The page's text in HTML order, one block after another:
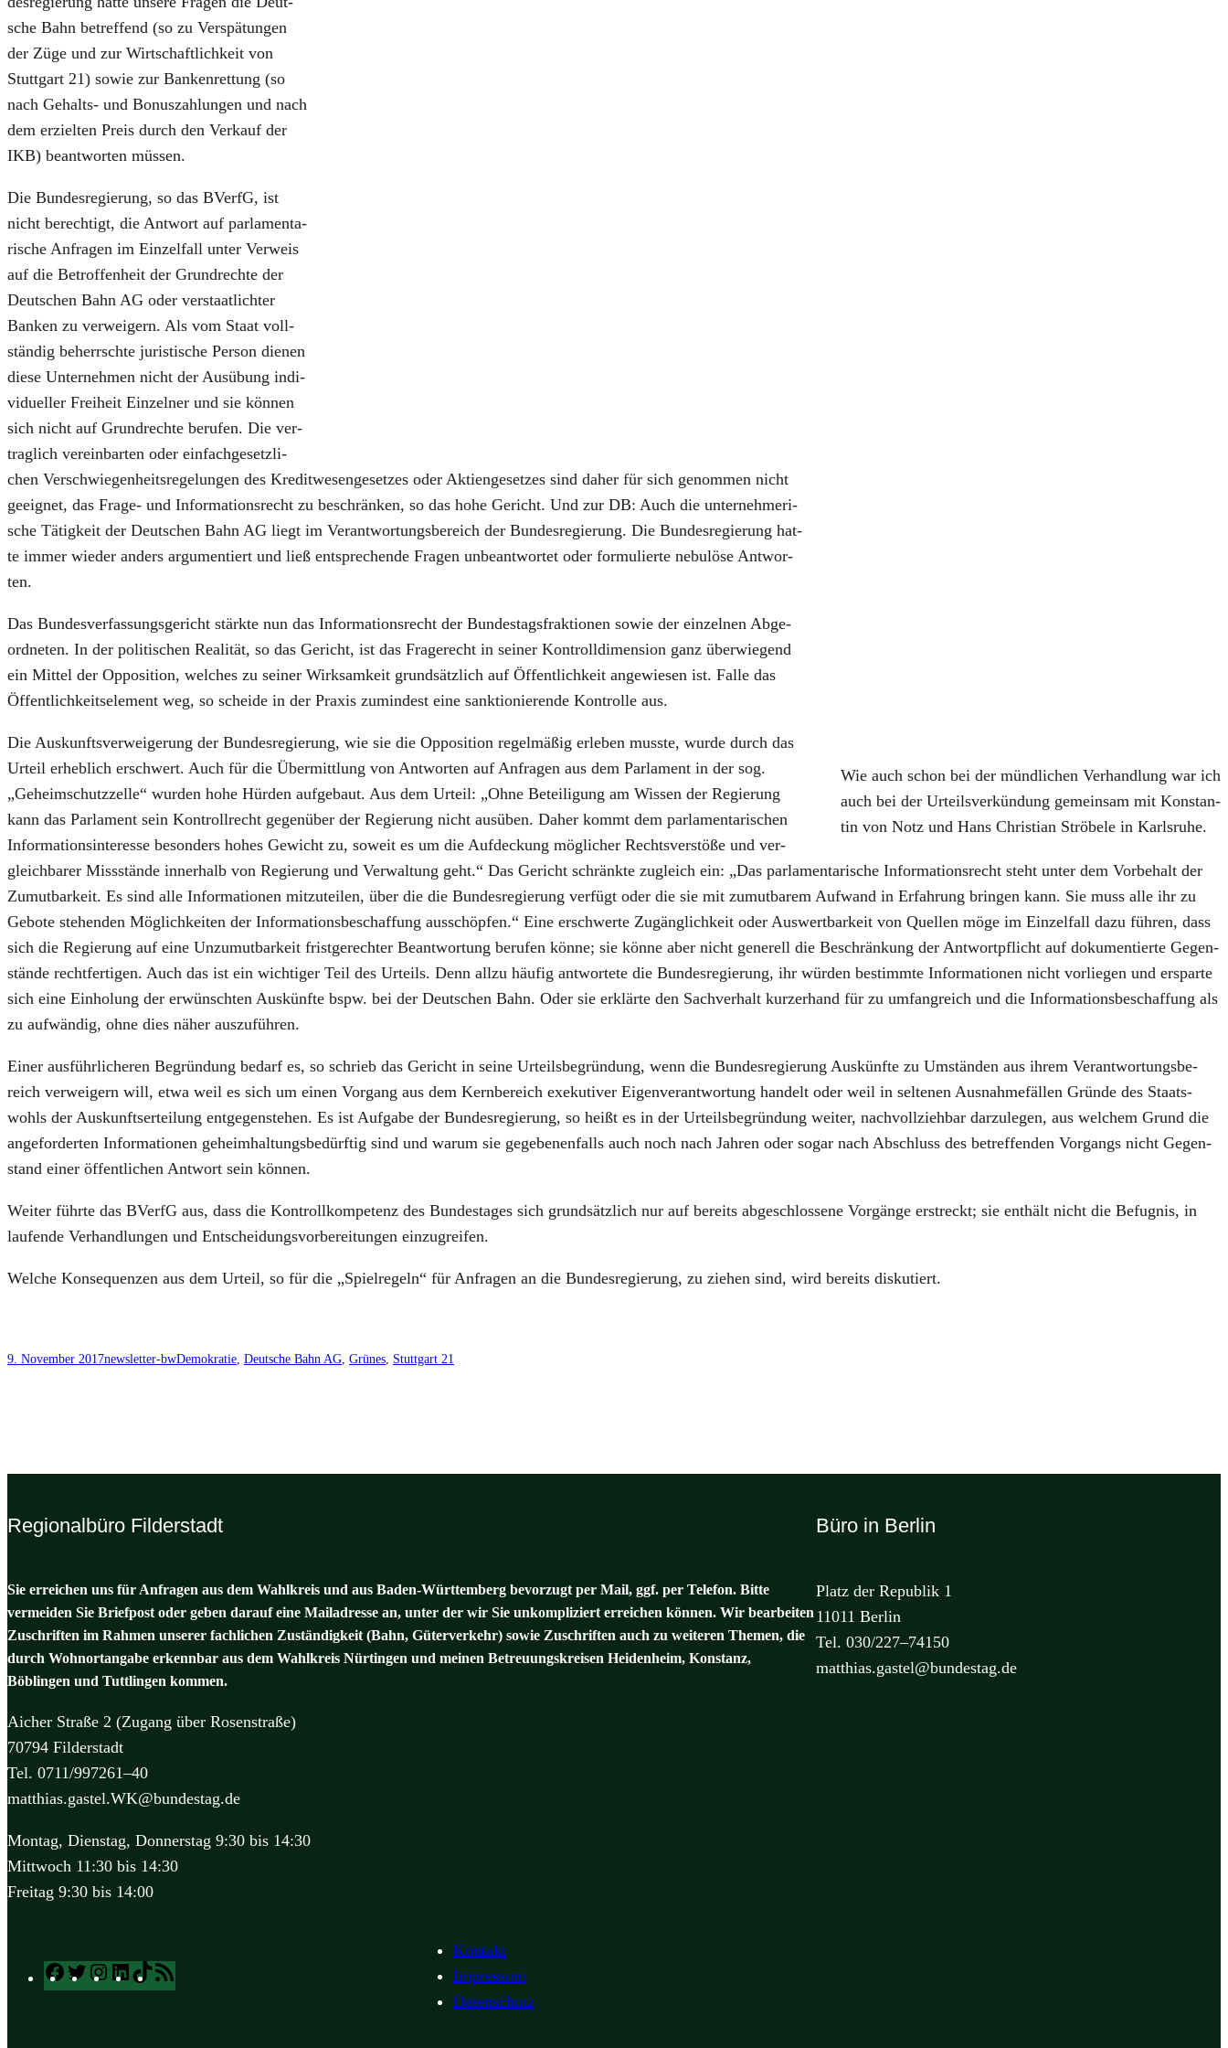
Wie auch schon bei der münd­li­chen Ver­hand­lung war ich
auch bei der Urteils­ver­kün­dung gemein­sam mit Kon­stan­
tin von Notz und Hans Chris­ti­an Strö­be­le in Karls­ru­he.
sche Bahn betref­fend (so zu Ver­spä­tun­gen
der Züge und zur Wirt­schaft­lich­keit von
Stutt­gart 21) sowie zur Ban­ken­ret­tung (so
nach Gehalts- und Bonus­zah­lun­gen und nach
dem erziel­ten Preis durch den Ver­kauf der
IKB) beant­wor­ten müs­sen.
Die Bun­des­re­gie­rung, so das BVerfG, ist
nicht berech­tigt, die Ant­wort auf par­la­men­ta­
ri­sche Anfra­gen im Ein­zel­fall unter Ver­weis
auf die Betrof­fen­heit der Grund­rech­te der
Deut­schen Bahn AG oder ver­staat­lich­ter
Ban­ken zu ver­wei­gern. Als vom Staat voll­
stän­dig beherrsch­te juris­ti­sche Per­son die­nen
die­se Unter­neh­men nicht der Aus­übung indi­
vi­du­el­ler Frei­heit Ein­zel­ner und sie kön­nen
sich nicht auf Grund­rech­te beru­fen. Die ver­
trag­lich ver­ein­bar­ten oder ein­fach­ge­setz­li­
chen Ver­schwie­gen­heits­re­ge­lun­gen des Kre­dit­we­sen­ge­set­zes oder Akti­en­ge­set­zes sind daher für sich genom­men nicht
geeig­net, das Fra­ge- und Infor­ma­ti­ons­recht zu beschrän­ken, so das hohe Gericht. Und zur DB: Auch die unter­neh­me­ri­
sche Tätig­keit der Deut­schen Bahn AG liegt im Ver­ant­wor­tungs­be­reich der Bun­des­re­gie­rung. Die Bun­des­re­gie­rung hat­
te immer wie­der anders argu­men­tiert und ließ ent­spre­chen­de Fra­gen unbe­ant­wor­tet oder for­mu­lier­te nebu­lö­se Ant­wor­
ten.
Das Bun­des­ver­fas­sungs­ge­richt stärk­te nun das Infor­ma­ti­ons­recht der Bun­des­tags­frak­tio­nen sowie der ein­zel­nen Abge­
ord­ne­ten. In der poli­ti­schen Rea­li­tät, so das Gericht, ist das Fra­ge­recht in sei­ner Kon­troll­di­men­si­on ganz über­wie­gend
ein Mit­tel der Oppo­si­ti­on, wel­ches zu sei­ner Wirk­sam­keit grund­sätz­lich auf Öffent­lich­keit ange­wie­sen ist. Fal­le das
Öffent­lich­keits­ele­ment weg, so schei­de in der Pra­xis zumin­dest eine sank­tio­nie­ren­de Kon­trol­le aus.
Die Aus­kunfts­ver­wei­ge­rung der Bun­des­re­gie­rung, wie sie die Oppo­si­ti­on regel­mä­ßig erle­ben muss­te, wur­de durch das
Urteil erheb­lich erschwert. Auch für die Über­mitt­lung von Ant­wor­ten auf Anfra­gen aus dem Par­la­ment in der sog.
„Geheim­schutz­zel­le“ wur­den hohe Hür­den auf­ge­baut. Aus dem Urteil: „Ohne Betei­li­gung am Wis­sen der Regie­rung
kann das Par­la­ment sein Kon­troll­recht gegen­über der Regie­rung nicht aus­üben. Daher kommt dem par­la­men­ta­ri­schen
Infor­ma­ti­ons­in­ter­es­se beson­ders hohes Gewicht zu, soweit es um die Auf­de­ckung mög­li­cher Rechts­ver­stö­ße und ver­
gleich­ba­rer Miss­stän­de inner­halb von Regie­rung und Ver­wal­tung geht.“ Das Gericht schränk­te zugleich ein: „Das par­la­men­ta­ri­sche Infor­ma­ti­ons­recht steht unter dem Vor­be­halt der
Zumut­bar­keit. Es sind alle Infor­ma­tio­nen mit­zu­tei­len, über die die Bun­des­re­gie­rung ver­fügt oder die sie mit zumut­ba­rem Auf­wand in Erfah­rung brin­gen kann. Sie muss alle ihr zu
Gebo­te ste­hen­den Mög­lich­kei­ten der Infor­ma­ti­ons­be­schaf­fung aus­schöp­fen.“ Eine erschwer­te Zugäng­lich­keit oder Aus­wert­bar­keit von Quel­len möge im Ein­zel­fall dazu füh­ren, dass
sich die Regie­rung auf eine Unzu­mut­bar­keit frist­ge­rech­ter Beant­wor­tung beru­fen kön­ne; sie kön­ne aber nicht gene­rell die Beschrän­kung der Ant­wort­pflicht auf doku­men­tier­te Gegen­
stän­de recht­fer­ti­gen. Auch das ist ein wich­ti­ger Teil des Urteils. Denn all­zu häu­fig ant­wor­te­te die Bun­des­re­gie­rung, ihr wür­den bestimm­te Infor­ma­tio­nen nicht vor­lie­gen und erspar­te
sich eine Ein­ho­lung der erwünsch­ten Aus­künf­te bspw. bei der Deut­schen Bahn. Oder sie erklär­te den Sach­ver­halt kur­zer­hand für zu umfang­reich und die Infor­ma­ti­ons­be­schaf­fung als
zu auf­wän­dig, ohne dies näher aus­zu­füh­ren.
Einer aus­führ­li­che­ren Begrün­dung bedarf es, so schrieb das Gericht in sei­ne Urteils­be­grün­dung, wenn die Bun­des­re­gie­rung Aus­künf­te zu Umstän­den aus ihrem Ver­ant­wor­tungs­be­
reich ver­wei­gern will, etwa weil es sich um einen Vor­gang aus dem Kern­be­reich exe­ku­ti­ver Eigen­ver­ant­wor­tung han­delt oder weil in sel­te­nen Aus­nah­me­fäl­len Grün­de des Staats­
wohls der Aus­kunfts­er­tei­lung ent­ge­gen­ste­hen. Es ist Auf­ga­be der Bun­des­re­gie­rung, so heißt es in der Urteils­be­grün­dung wei­ter, nach­voll­zieh­bar dar­zu­le­gen, aus wel­chem Grund die
ange­for­der­ten Infor­ma­tio­nen geheim­hal­tungs­be­dürf­tig sind und war­um sie gege­be­nen­falls auch noch nach Jah­ren oder sogar nach Abschluss des betref­fen­den Vor­gangs nicht Gegen­
stand einer öffent­li­chen Ant­wort sein kön­nen.
Wei­ter führ­te das BVerfG aus, dass die Kon­troll­kom­pe­tenz des Bun­des­ta­ges sich grund­sätz­lich nur auf bereits abge­schlos­se­ne Vor­gän­ge erstreckt; sie ent­hält nicht die Befug­nis, in
lau­fen­de Ver­hand­lun­gen und Ent­schei­dungs­vor­be­rei­tun­gen ein­zu­grei­fen.
Wel­che Kon­se­quen­zen aus dem Urteil, so für die „Spiel­re­geln“ für Anfra­gen an die Bun­des­re­gie­rung, zu zie­hen sind, wird bereits dis­ku­tiert.
9. November 2017newsletter-bwDemokratie, Deutsche Bahn AG, Grünes, Stuttgart 21
Regionalbüro Filderstadt
Sie erreichen uns für Anfragen aus dem Wahlkreis und aus Baden-Württemberg bevorzugt per Mail, ggf. per Telefon. Bitte
vermeiden Sie Briefpost oder geben darauf eine Mailadresse an, unter der wir Sie unkompliziert erreichen können. Wir bearbeiten
Zuschriften im Rahmen unserer fachlichen Zuständigkeit (Bahn, Güterverkehr) sowie Zuschriften auch zu weiteren Themen, die
durch Wohnortangabe erkennbar aus dem Wahlkreis Nürtingen und meinen Betreuungskreisen Heidenheim, Konstanz,
Böblingen und Tuttlingen kommen.
Aicher Straße 2 (Zugang über Rosenstraße)
70794 Filderstadt
Tel. 0711/997261–40
matthias.gastel.WK@bundestag.de
Montag, Dienstag, Donnerstag 9:30 bis 14:30
Mittwoch 11:30 bis 14:30
Freitag 9:30 bis 14:00
Büro in Berlin
Platz der Republik 1
11011 Berlin
Tel. 030/227–74150
matthias.gastel@bundestag.de
Facebook
TwitterInstagram
LinkedIn
TikTok
Kontakt
Impressum
Datenschutz